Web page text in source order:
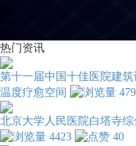
热门资讯
第十一届中国十佳医院建
温度疗愈空间
北京大学人民医院白塔寺
4423
40